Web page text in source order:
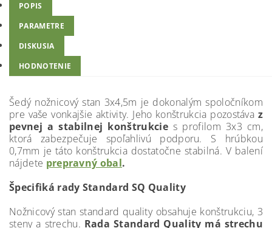
POPIS
PARAMETRE
DISKUSIA
HODNOTENIE
Šedý nožnicový stan 3x4,5m je dokonalým spoločníkom
pre vaše vonkajšie aktivity. Jeho konštrukcia pozostáva z
pevnej a stabilnej konštrukcies profilom 3x3 cm,
ktorá zabezpečuje spoľahlivú podporu. S hrúbkou
0,7mm je táto konštrukcia dostatočne stabilná. V balení
nájdete prepravný obal.
Špecifiká rady Standard SQ Quality
Nožnicový stan standard quality obsahuje konštrukciu, 3
steny a strechu. Rada Standard Quality má strechu